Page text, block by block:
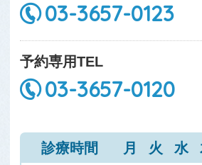
03-3657-0123
予約専用TEL
03-3657-0120
診療時間 月 火 水